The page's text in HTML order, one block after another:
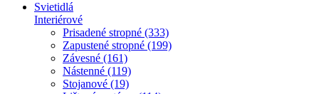
Svietidlá
Interiérové
Prisadené stropné (333)
Zapustené stropné (199)
Závesné (161)
Nástenné (119)
Stojanové (19)